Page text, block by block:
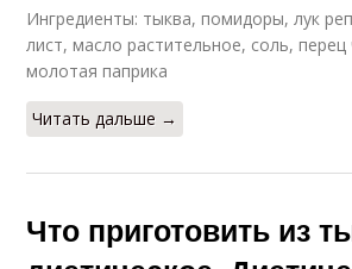
Ингредиенты: тыква, помидоры, лук
лист, масло растительное, соль,
молотая паприка
Читать дальше →
Что приготовить из